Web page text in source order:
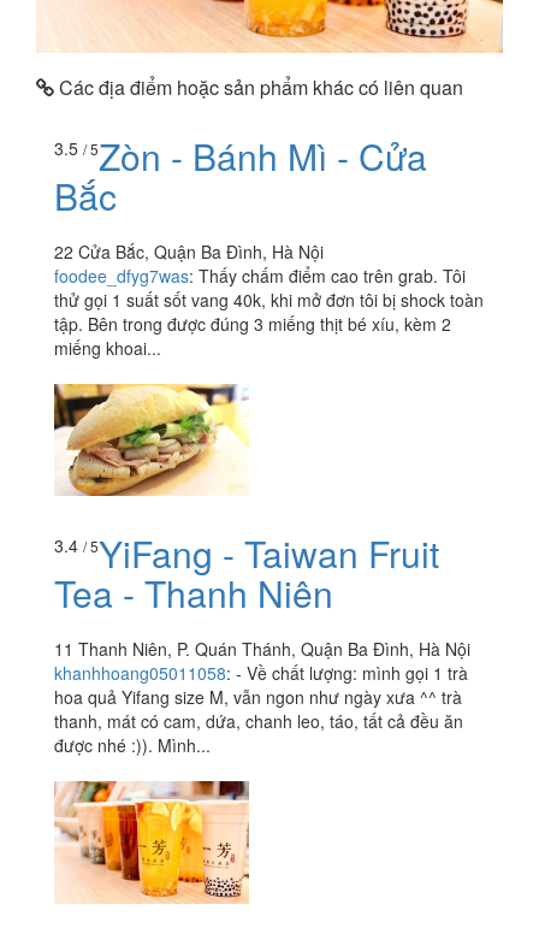
Các địa điểm hoặc sản phẩm khác có liên quan
3.5 / 5Zòn - Bánh Mì - Cửa
Bắc
22 Cửa Bắc, Quận Ba Đình, Hà Nội
foodee_dfyg7was: Thấy chấm điểm cao trên grab. Tôi
thử gọi 1 suất sốt vang 40k, khi mở đơn tôi bị shock toàn
tập. Bên trong được đúng 3 miếng thịt bé xíu, kèm 2
miếng khoai...
3.4 / 5YiFang - Taiwan Fruit
Tea - Thanh Niên
11 Thanh Niên, P. Quán Thánh, Quận Ba Đình, Hà Nội
khanhhoang05011058: - Về chất lượng: mình gọi 1 trà
hoa quả Yifang size M, vẫn ngon như ngày xưa ^^ trà
thanh, mát có cam, dứa, chanh leo, táo, tất cả đều ăn
được nhé :)). Mình...